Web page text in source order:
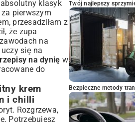
Dyni
do konkretnych
i krojenia dyni –
przechowywania
Nieskończone
klasyk
pierwszym
przesadziłam z
że zupa
na
się na
na dynię w
do
krem
i chilli
Rozgrzewa,
Potrzebujesz
Twój najlepszy
Bezpieczne metody